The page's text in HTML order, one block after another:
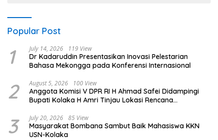
Popular Post
1 July 14, 2026 119 View
Dr Kadaruddin Presentasikan Inovasi Pelestarian
Bahasa Mekongga pada Konferensi Internasional
2 August 5, 2026 100 View
Anggota Komisi V DPR RI H Ahmad Safei Didampingi
Bupati Kolaka H Amri Tinjau Lokasi Rencana
Wundulako
3 July 20, 2026 85 View
Masyarakat Bombana Sambut Baik Mahasiswa KKN
USN-Kolaka